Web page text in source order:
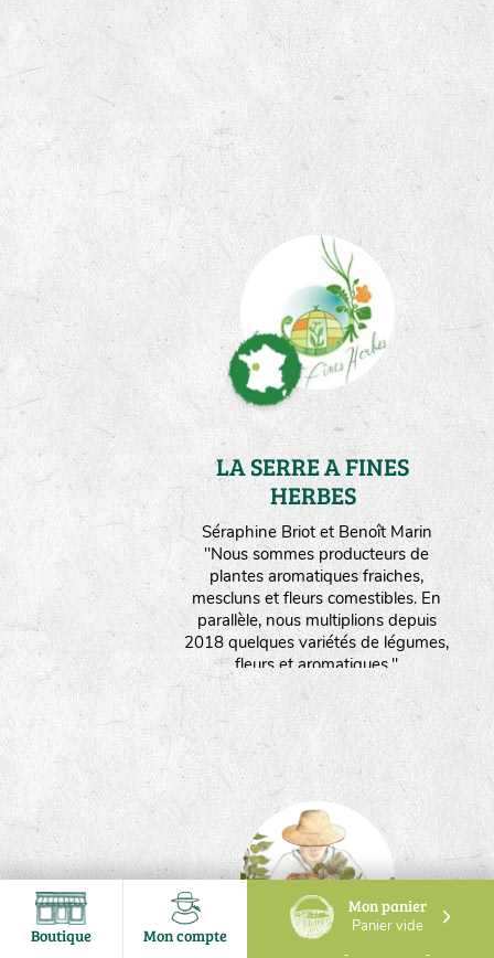
Boutique Mon compte
Mon panier
Panier vide
Séraphine Briot et Benoît Marin
"Nous sommes producteurs de
plantes aromatiques fraiches,
mescluns et fleurs comestibles. En
parallèle, nous multiplions depuis
2018 quelques variétés de légumes,
fleurs et aromatiques."
LA SERRE A FINES
HERBES
Maine et Loire